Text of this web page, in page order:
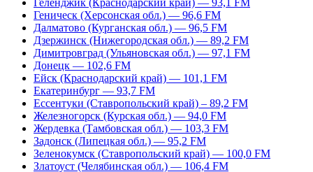
Геленджик (Краснодарский край) — 93,1 FM
Геническ (Херсонская обл.) — 96,6 FM
Далматово (Курганская обл.) — 96,5 FM
Дзержинск (Нижегородская обл.) — 89,2 FM
Димитровград (Ульяновская обл.) — 97,1 FM
Донецк — 102,6 FM
Ейск (Краснодарский край) — 101,1 FM
Екатеринбург — 93,7 FM
Ессентуки (Ставропольский край) – 89,2 FM
Железногорск (Курская обл.) — 94,0 FM
Жердевка (Тамбовская обл.) — 103,3 FM
Задонск (Липецкая обл.) — 95,2 FM
Зеленокумск (Ставропольский край) — 100,0 FM
Златоуст (Челябинская обл.) — 106,4 FM